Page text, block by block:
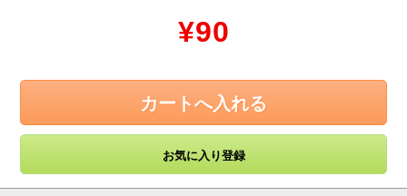
¥90
カートへ入れる